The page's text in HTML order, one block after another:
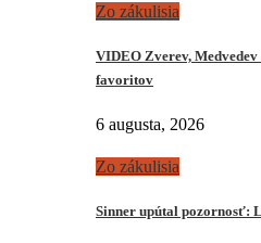
Zo zákulisia
VIDEO Zverev,
favoritov
6 augusta, 2026
Zo zákulisia
Sinner upútal pozornosť: